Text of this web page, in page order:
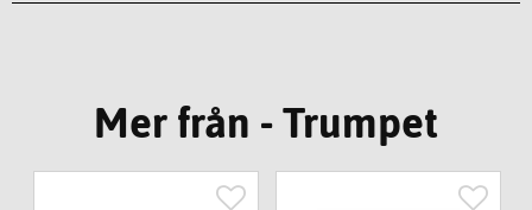
Mer från - Trumpet